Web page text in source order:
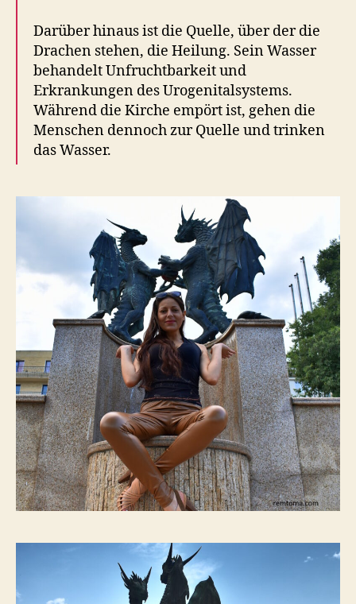
Darüber hinaus ist die Quelle, über der die
Drachen stehen, die Heilung. Sein Wasser
behandelt Unfruchtbarkeit und
Erkrankungen des Urogenitalsystems.
Während die Kirche empört ist, gehen die
Menschen dennoch zur Quelle und trinken
das Wasser.